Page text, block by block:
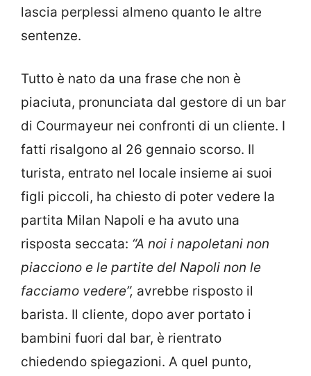
lascia perplessi almeno quanto le altre
sentenze.
Tutto è nato da una frase che non è
piaciuta, pronunciata dal gestore di un bar
di Courmayeur nei confronti di un cliente. I
fatti risalgono al 26 gennaio scorso. Il
turista, entrato nel locale insieme ai suoi
figli piccoli, ha chiesto di poter vedere la
partita Milan Napoli e ha avuto una
risposta seccata: “A noi i napoletani non
piacciono e le partite del Napoli non le
facciamo vedere”, avrebbe risposto il
barista. Il cliente, dopo aver portato i
bambini fuori dal bar, è rientrato
chiedendo spiegazioni. A quel punto,